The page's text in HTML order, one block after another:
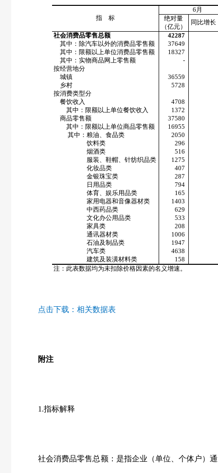
指 标
6 月
绝对量
（亿元）
同比增长
社会消费品零售总额
42287
其中：除汽车以外的消费品零售额
37649
其中：限额以上单位消费品零售额
18327
其中：实物商品网上零售额
-
按经营地分
城镇
36559
乡村
5728
按消费类型分
餐饮收入
4708
其中：限额以上单位餐饮收入
1372
商品零售额
37580
其中：限额以上单位商品零售额
16955
其中：粮油、食品类
2050
饮料类
296
烟酒类
516
服装、鞋帽、针纺织品类
1275
化妆品类
407
金银珠宝类
287
日用品类
794
体育、娱乐用品类
165
家用电器和音像器材类
1403
中西药品类
629
文化办公用品类
533
家具类
208
通讯器材类
1006
石油及制品类
1947
汽车类
4638
建筑及装潢材料类
158
注：此表数据均为未扣除价格因素的名义增速。
点击下载： 相关数据表
附注
1.指标解释
社会消费品零售总额：是指企业（单位、个体户）通